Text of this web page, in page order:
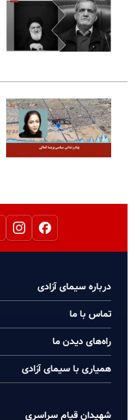
درباره سیمای آزادی
تماس با ما
راه‌های دیدن ما
همیاری با سیمای آزادی
شهیدان قیام سراسری